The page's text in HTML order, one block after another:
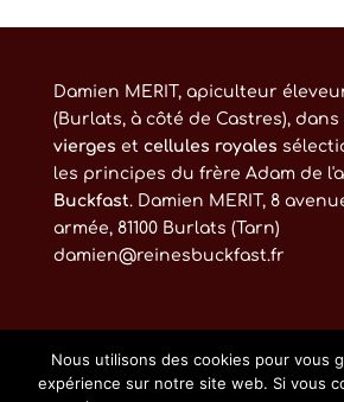
Damien MERIT, apiculteur
(Burlats, à côté de Castres), dans
vierges et cellules royales
les principes du frère Adam de
Buckfast. Damien MERIT, 8
armée, 81100 Burlats (Tarn)
damien@reinesbuckfast.fr
Nous utilisons des cookies pour vous
expérience sur notre site web. Si vous